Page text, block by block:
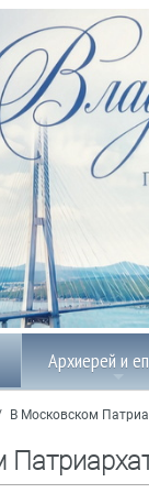
Архиерей и
В Московском